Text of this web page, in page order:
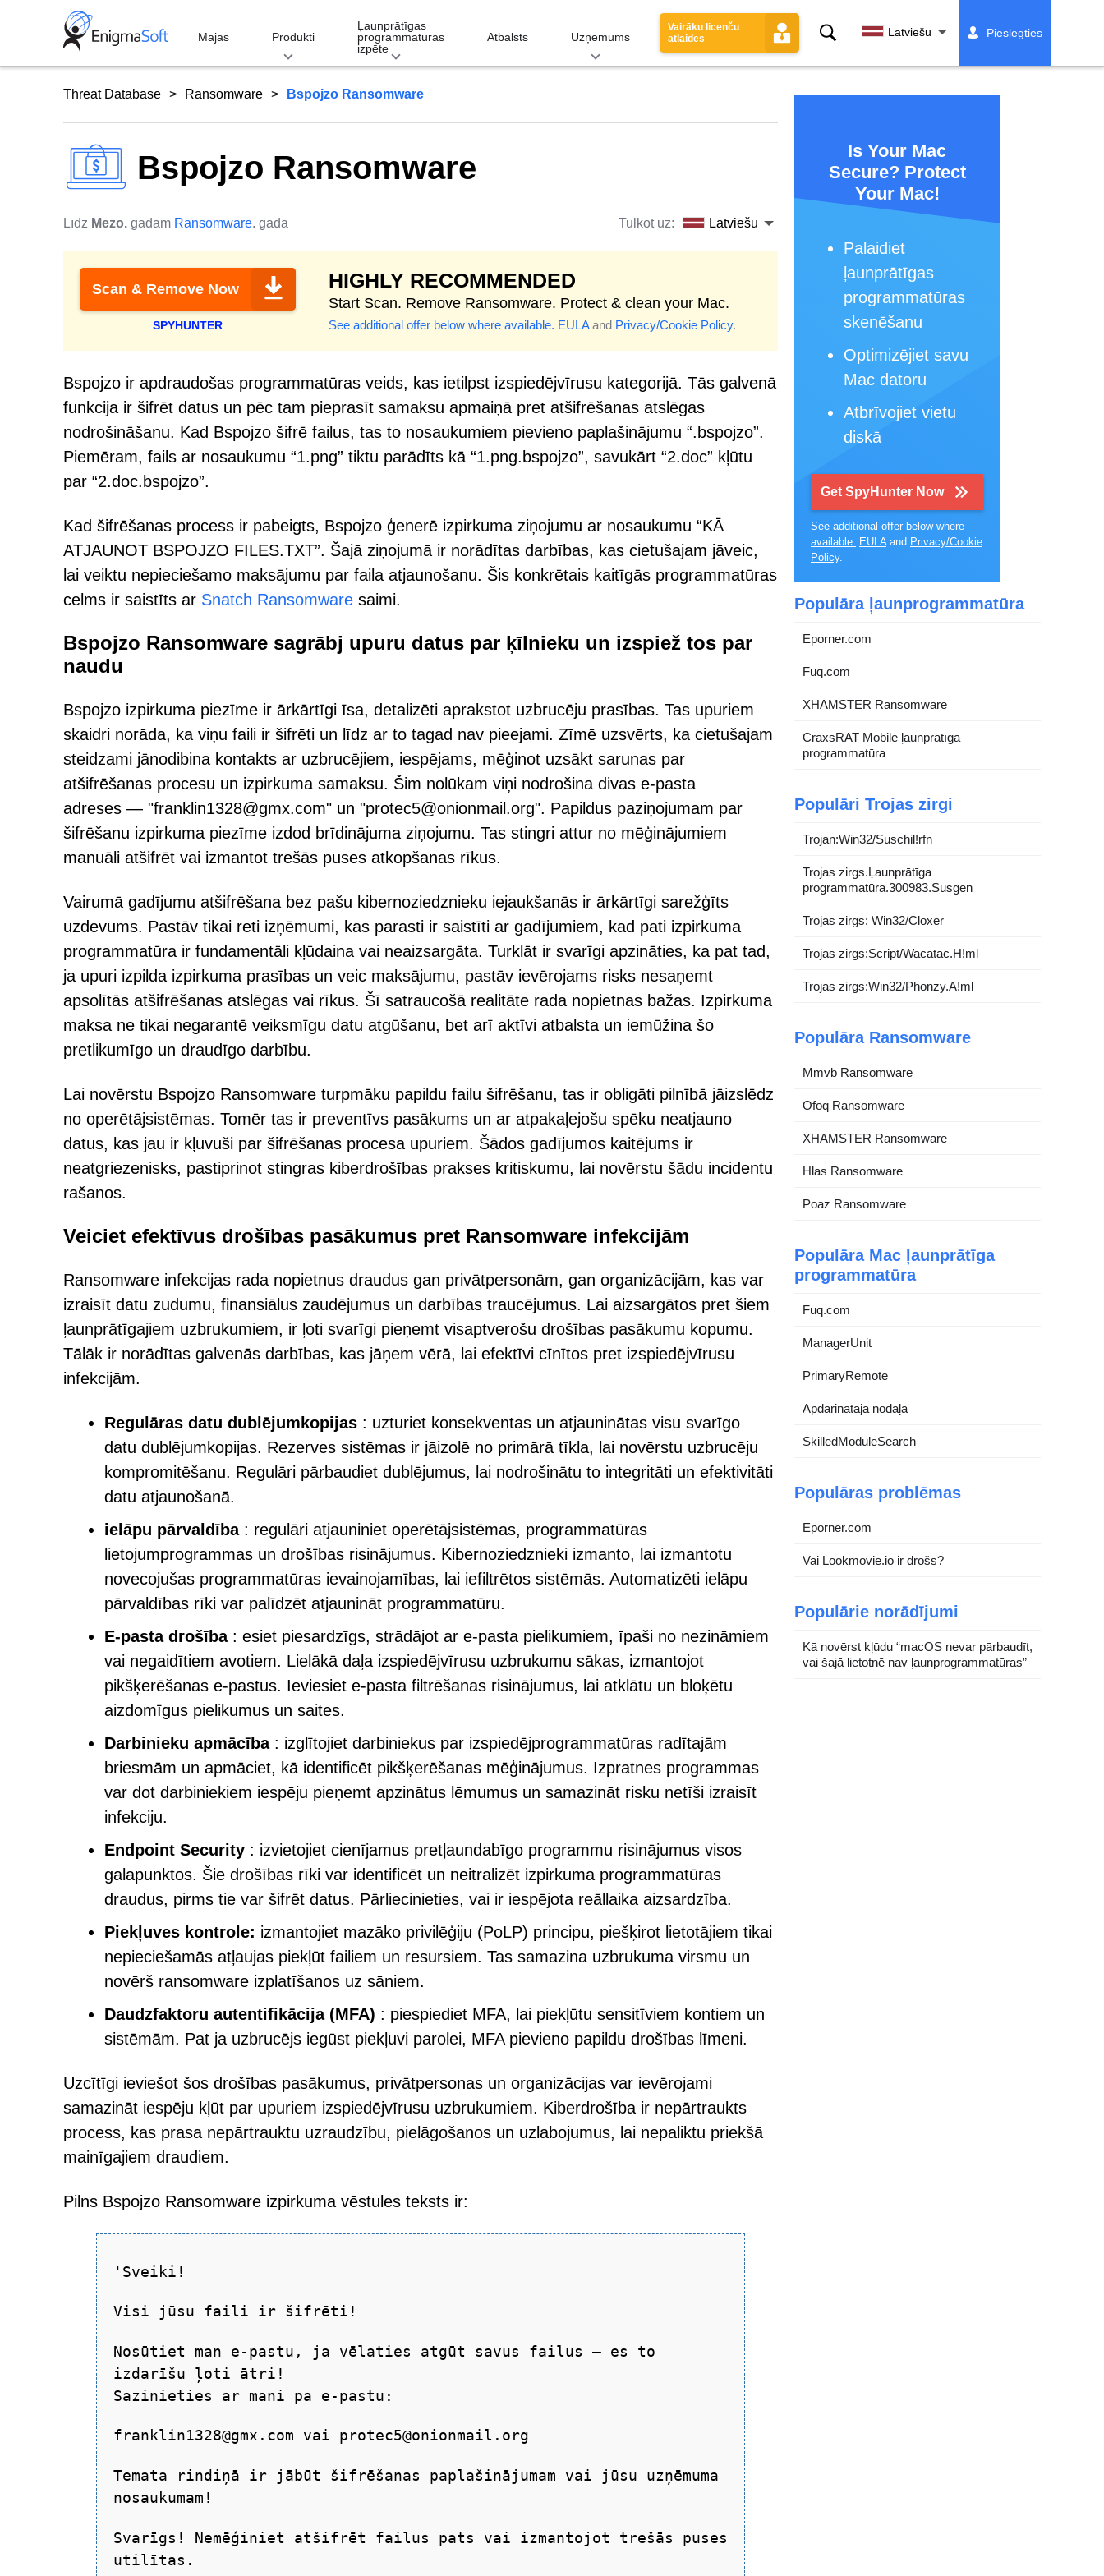
Mājas Produkti
Ļaunprātīgas
programmatūras
izpēte
Atbalsts Uzņēmums
Vairāku licenču
atlaides
Meklēt Latviešu Pieslēgties
Threat Database Ransomware Bspojzo Ransomware
Bspojzo Ransomware
Līdz Mezo. gadam Ransomware. gadā Tulkot uz: Latviešu
Scan & Remove Now
SPYHUNTER
HIGHLY RECOMMENDED
Start Scan. Remove Ransomware. Protect & clean your Mac.
See additional offer below where available. EULAand Privacy/Cookie Policy.
Bspojzo ir apdraudošas programmatūras veids, kas ietilpst izspiedējvīrusu kategorijā. Tās galvenā
funkcija ir šifrēt datus un pēc tam pieprasīt samaksu apmaiņā pret atšifrēšanas atslēgas
nodrošināšanu. Kad Bspojzo šifrē failus, tas to nosaukumiem pievieno paplašinājumu “.bspojzo”.
Piemēram, fails ar nosaukumu “1.png” tiktu parādīts kā “1.png.bspojzo”, savukārt “2.doc” kļūtu
par “2.doc.bspojzo”.
Kad šifrēšanas process ir pabeigts, Bspojzo ģenerē izpirkuma ziņojumu ar nosaukumu “KĀ
ATJAUNOT BSPOJZO FILES.TXT”. Šajā ziņojumā ir norādītas darbības, kas cietušajam jāveic,
lai veiktu nepieciešamo maksājumu par faila atjaunošanu. Šis konkrētais kaitīgās programmatūras
celms ir saistīts ar Snatch Ransomware saimi.
Bspojzo Ransomware sagrābj upuru datus par ķīlnieku un izspiež tos par
naudu
Bspojzo izpirkuma piezīme ir ārkārtīgi īsa, detalizēti aprakstot uzbrucēju prasības. Tas upuriem
skaidri norāda, ka viņu faili ir šifrēti un līdz ar to tagad nav pieejami. Zīmē uzsvērts, ka cietušajam
steidzami jānodibina kontakts ar uzbrucējiem, iespējams, mēģinot uzsākt sarunas par
atšifrēšanas procesu un izpirkuma samaksu. Šim nolūkam viņi nodrošina divas e-pasta
adreses — "franklin1328@gmx.com" un "protec5@onionmail.org". Papildus paziņojumam par
šifrēšanu izpirkuma piezīme izdod brīdinājuma ziņojumu. Tas stingri attur no mēģinājumiem
manuāli atšifrēt vai izmantot trešās puses atkopšanas rīkus.
Vairumā gadījumu atšifrēšana bez pašu kibernoziedznieku iejaukšanās ir ārkārtīgi sarežģīts
uzdevums. Pastāv tikai reti izņēmumi, kas parasti ir saistīti ar gadījumiem, kad pati izpirkuma
programmatūra ir fundamentāli kļūdaina vai neaizsargāta. Turklāt ir svarīgi apzināties, ka pat tad,
ja upuri izpilda izpirkuma prasības un veic maksājumu, pastāv ievērojams risks nesaņemt
apsolītās atšifrēšanas atslēgas vai rīkus. Šī satraucošā realitāte rada nopietnas bažas. Izpirkuma
maksa ne tikai negarantē veiksmīgu datu atgūšanu, bet arī aktīvi atbalsta un iemūžina šo
pretlikumīgo un draudīgo darbību.
Lai novērstu Bspojzo Ransomware turpmāku papildu failu šifrēšanu, tas ir obligāti pilnībā jāizslēdz
no operētājsistēmas. Tomēr tas ir preventīvs pasākums un ar atpakaļejošu spēku neatjauno
datus, kas jau ir kļuvuši par šifrēšanas procesa upuriem. Šādos gadījumos kaitējums ir
neatgriezenisks, pastiprinot stingras kiberdrošības prakses kritiskumu, lai novērstu šādu incidentu
rašanos.
Veiciet efektīvus drošības pasākumus pret Ransomware infekcijām
Ransomware infekcijas rada nopietnus draudus gan privātpersonām, gan organizācijām, kas var
izraisīt datu zudumu, finansiālus zaudējumus un darbības traucējumus. Lai aizsargātos pret šiem
ļaunprātīgajiem uzbrukumiem, ir ļoti svarīgi pieņemt visaptverošu drošības pasākumu kopumu.
Tālāk ir norādītas galvenās darbības, kas jāņem vērā, lai efektīvi cīnītos pret izspiedējvīrusu
infekcijām.
Regulāras datu dublējumkopijas : uzturiet konsekventas un atjauninātas visu svarīgo
datu dublējumkopijas. Rezerves sistēmas ir jāizolē no primārā tīkla, lai novērstu uzbrucēju
kompromitēšanu. Regulāri pārbaudiet dublējumus, lai nodrošinātu to integritāti un efektivitāti
datu atjaunošanā.
ielāpu pārvaldība: regulāri atjauniniet operētājsistēmas, programmatūras
lietojumprogrammas un drošības risinājumus. Kibernoziedznieki izmanto, lai izmantotu
novecojušas programmatūras ievainojamības, lai iefiltrētos sistēmās. Automatizēti ielāpu
pārvaldības rīki var palīdzēt atjaunināt programmatūru.
E-pasta drošība: esiet piesardzīgs, strādājot ar e-pasta pielikumiem, īpaši no nezināmiem
vai negaidītiem avotiem. Lielākā daļa izspiedējvīrusu uzbrukumu sākas, izmantojot
pikšķerēšanas e-pastus. Ieviesiet e-pasta filtrēšanas risinājumus, lai atklātu un bloķētu
aizdomīgus pielikumus un saites.
Darbinieku apmācība: izglītojiet darbiniekus par izspiedējprogrammatūras radītajām
briesmām un apmāciet, kā identificēt pikšķerēšanas mēģinājumus. Izpratnes programmas
var dot darbiniekiem iespēju pieņemt apzinātus lēmumus un samazināt risku netīši izraisīt
infekciju.
Endpoint Security : izvietojiet cienījamus pretļaundabīgo programmu risinājumus visos
galapunktos. Šie drošības rīki var identificēt un neitralizēt izpirkuma programmatūras
draudus, pirms tie var šifrēt datus. Pārliecinieties, vai ir iespējota reāllaika aizsardzība.
Piekļuves kontrole: izmantojiet mazāko privilēģiju (PoLP) principu, piešķirot lietotājiem tikai
nepieciešamās atļaujas piekļūt failiem un resursiem. Tas samazina uzbrukuma virsmu un
novērš ransomware izplatīšanos uz sāniem.
Daudzfaktoru autentifikācija (MFA) : piespiediet MFA, lai piekļūtu sensitīviem kontiem un
sistēmām. Pat ja uzbrucējs iegūst piekļuvi parolei, MFA pievieno papildu drošības līmeni.
Uzcītīgi ieviešot šos drošības pasākumus, privātpersonas un organizācijas var ievērojami
samazināt iespēju kļūt par upuriem izspiedējvīrusu uzbrukumiem. Kiberdrošība ir nepārtraukts
process, kas prasa nepārtrauktu uzraudzību, pielāgošanos un uzlabojumus, lai nepaliktu priekšā
mainīgajiem draudiem.
Pilns Bspojzo Ransomware izpirkuma vēstules teksts ir:
'Sveiki!
Visi jūsu faili ir šifrēti!
Nosūtiet man e-pastu, ja vēlaties atgūt savus failus — es to
izdarīšu ļoti ātri!
Sazinieties ar mani pa e-pastu:
franklin1328@gmx.com vai protec5@onionmail.org
Temata rindiņā ir jābūt šifrēšanas paplašinājumam vai jūsu uzņēmuma
nosaukumam!
Svarīgs! Nemēģiniet atšifrēt failus pats vai izmantojot trešās puses
utilītas.
Is Your Mac
Secure? Protect
Your Mac!
Palaidiet
ļaunprātīgas
programmatūras
skenēšanu
Optimizējiet savu
Mac datoru
Atbrīvojiet vietu
diskā
Get SpyHunter Now
See additional offer below where
available. EULAand Privacy/Cookie
Policy.
Populāra ļaunprogrammatūra
Eporner.com
Fuq.com
XHAMSTER Ransomware
CraxsRAT Mobile ļaunprātīga
programmatūra
Populāri Trojas zirgi
Trojan:Win32/Suschil!rfn
Trojas zirgs.Ļaunprātīga
programmatūra.300983.Susgen
Trojas zirgs: Win32/Cloxer
Trojas zirgs:Script/Wacatac.H!ml
Trojas zirgs:Win32/Phonzy.A!ml
Populāra Ransomware
Mmvb Ransomware
Ofoq Ransomware
XHAMSTER Ransomware
Hlas Ransomware
Poaz Ransomware
Populāra Mac ļaunprātīga
programmatūra
Fuq.com
ManagerUnit
PrimaryRemote
Apdarinātāja nodaļa
SkilledModuleSearch
Populāras problēmas
Eporner.com
Vai Lookmovie.io ir drošs?
Populārie norādījumi
Kā novērst kļūdu “macOS nevar pārbaudīt,
vai šajā lietotnē nav ļaunprogrammatūras”